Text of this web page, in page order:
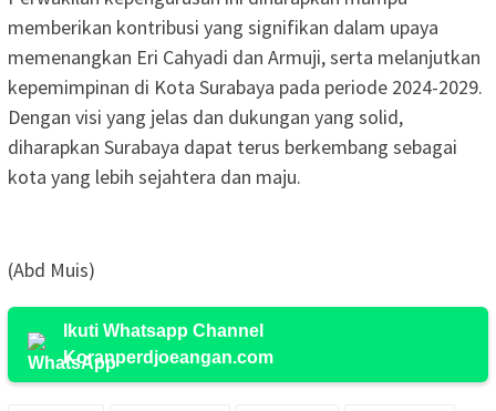
memberikan kontribusi yang signifikan dalam upaya
memenangkan Eri Cahyadi dan Armuji, serta melanjutkan
kepemimpinan di Kota Surabaya pada periode 2024-2029.
Dengan visi yang jelas dan dukungan yang solid,
diharapkan Surabaya dapat terus berkembang sebagai
kota yang lebih sejahtera dan maju.
(Abd Muis)
Ikuti Whatsapp Channel
Koranperdjoeangan.com